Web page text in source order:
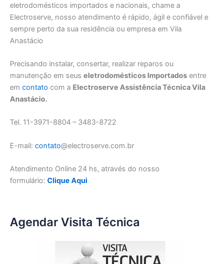
eletrodomésticos importados e nacionais, chame a
Electroserve, nosso atendimento é rápido, ágil e confiável e
sempre perto da sua residência ou empresa em Vila
Anastácio
Precisando instalar, consertar, realizar reparos ou
manutenção em seus eletrodomésticos Importados entre
em contato com a Electroserve Assistência Técnica Vila
Anastácio.
Tel. 11-3971-8804 – 3483-8722
E-mail: contato@electroserve.com.br
Atendimento Online 24 hs, através do nosso
formulário: Clique Aqui
Agendar Visita Técnica